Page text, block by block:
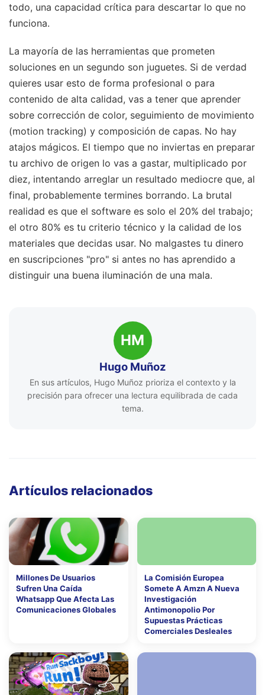
todo, una capacidad crítica para descartar lo que no
funciona.
La mayoría de las herramientas que prometen
soluciones en un segundo son juguetes. Si de verdad
quieres usar esto de forma profesional o para
contenido de alta calidad, vas a tener que aprender
sobre corrección de color, seguimiento de movimiento
(motion tracking) y composición de capas. No hay
atajos mágicos. El tiempo que no inviertas en preparar
tu archivo de origen lo vas a gastar, multiplicado por
diez, intentando arreglar un resultado mediocre que, al
final, probablemente termines borrando. La brutal
realidad es que el software es solo el 20% del trabajo;
el otro 80% es tu criterio técnico y la calidad de los
materiales que decidas usar. No malgastes tu dinero
en suscripciones "pro" si antes no has aprendido a
distinguir una buena iluminación de una mala.
HM
Hugo Muñoz
En sus artículos, Hugo Muñoz prioriza el contexto y la
precisión para ofrecer una lectura equilibrada de cada
tema.
Artículos relacionados
Millones De Usuarios
Sufren Una Caída
Whatsapp Que Afecta Las
Comunicaciones Globales
La Comisión Europea
Somete A Amzn A Nueva
Investigación
Antimonopolio Por
Supuestas Prácticas
Comerciales Desleales